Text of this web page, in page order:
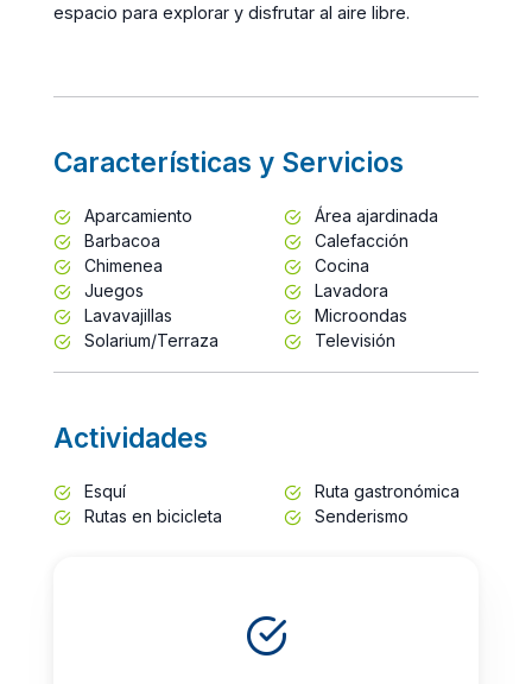
espacio para explorar y disfrutar al aire libre.
Características y Servicios
Aparcamiento
Área ajardinada
Barbacoa
Calefacción
Chimenea
Cocina
Juegos
Lavadora
Lavavajillas
Microondas
Solarium/Terraza
Televisión
Actividades
Esquí
Ruta gastronómica
Rutas en bicicleta
Senderismo